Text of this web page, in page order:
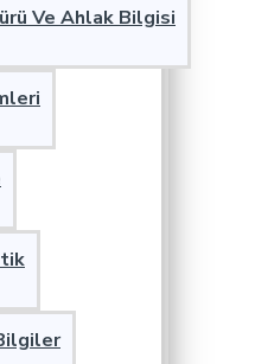
Ve Ahlak Bilgisi